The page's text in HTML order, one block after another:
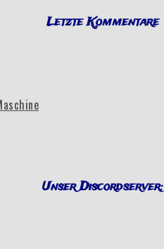
Letzte Kommentare
Unser Discordserver: